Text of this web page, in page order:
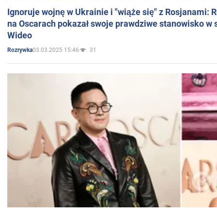
Ignoruje wojnę w Ukrainie i "wiąże się" z Rosjanami:
na Oscarach pokazał swoje prawdziwe stanowisko w
Wideo
Rozrywka03.03.2025 15:46 31